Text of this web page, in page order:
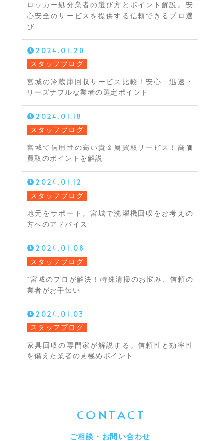
ロッカー処分業者の選び方とポイント解説。安
心安全のサービスを提供する信頼できるプロ選
び
2024.01.20
スタッフブログ
宮城の冷蔵庫回収サービス比較！安心・迅速・
リーズナブルな業者の選定ポイント
2024.01.18
スタッフブログ
宮城で信用性の高い貴金属買取サービス！高価
買取のポイントを解説
2024.01.12
スタッフブログ
地元をサポート。宮城で洗濯機回収をお考えの
方へのアドバイス
2024.01.08
スタッフブログ
“宮城のプロが解決！特殊清掃のお悩み、信頼の
業者がお手伝い”
2024.01.03
スタッフブログ
家具回収の専門家が解説する。信頼性と効率性
を備えた業者の見極めポイント
CONTACT
ご相談・お問い合わせ